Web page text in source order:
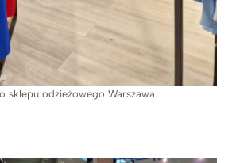
sklepu odzieżowego Warszawa